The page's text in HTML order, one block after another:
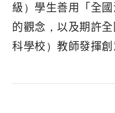
級）學生善用「全
的觀念，以及期許
科學校）教師發揮